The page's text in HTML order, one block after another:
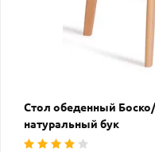
Стол обеденный
натуральный бук